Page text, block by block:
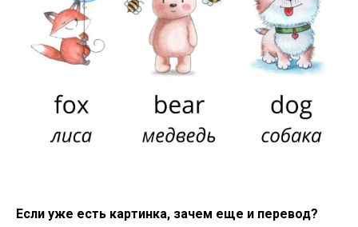
Если уже есть картинка, зачем еще и перевод?